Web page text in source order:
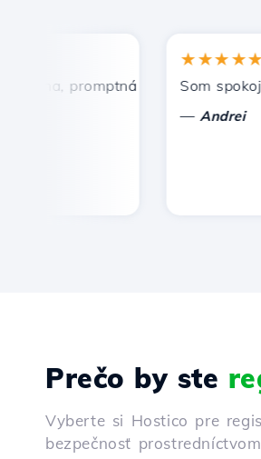
promptná a efektívna technická
★★★★★
Som spokojný
Andrei
Prečo by ste
Vyberte si Hostico pre
bezpečnosť